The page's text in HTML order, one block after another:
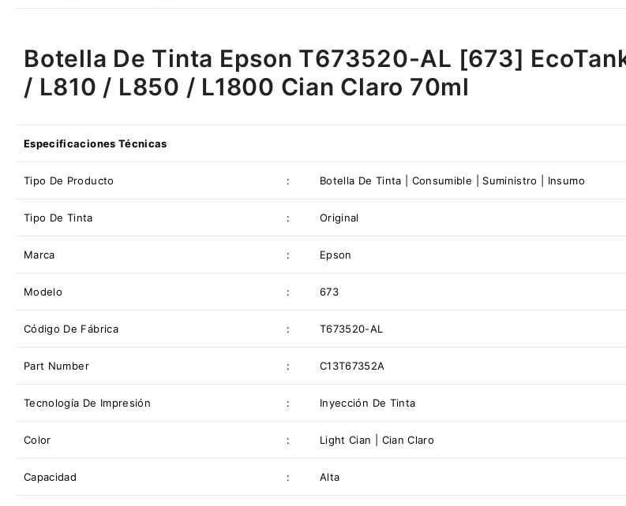
Botella De Tinta Epson T673520-AL [673]
/ L810 / L850 / L1800 Cian Claro 70ml
Especificaciones Técnicas
Tipo De Producto : Botella De Tinta | Consumible | Suministro | Insumo
Tipo De Tinta : Original
Marca : Epson
Modelo : 673
Código De Fábrica : T673520-AL
Part Number : C13T67352A
Tecnología De Impresión : Inyección De Tinta
Color : Light Cian | Cian Claro
Capacidad : Alta